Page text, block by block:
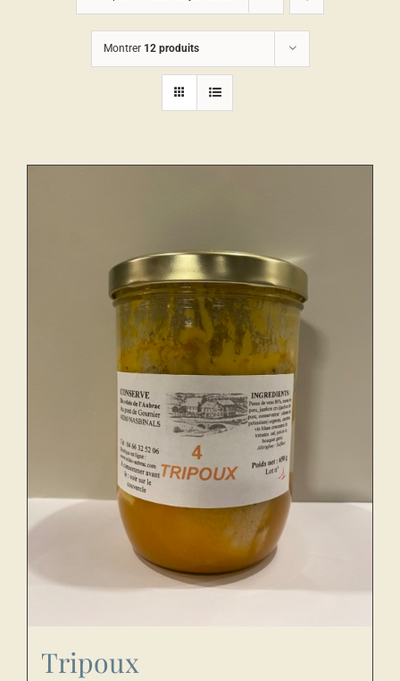
Montrer 12 produits
Tripoux